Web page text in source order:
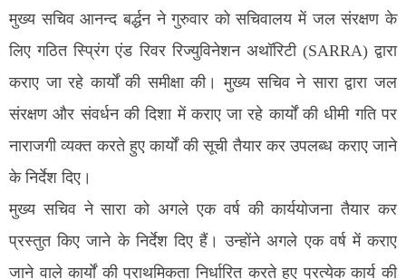
मुख्य सचिव आनन्द बर्द्धन ने गुरुवार को सचिवालय में जल संरक्षण के
लिए गठित स्प्रिंग एंड रिवर रिज्युविनेशन अथॉरिटी (SARRA) द्वारा
कराए जा रहे कार्यों की समीक्षा की। मुख्य सचिव ने सारा द्वारा जल
संरक्षण और संवर्धन की दिशा में कराए जा रहे कार्यों की धीमी गति पर
नाराजगी व्यक्त करते हुए कार्यों की सूची तैयार कर उपलब्ध कराए जाने
के निर्देश दिए।
मुख्य सचिव ने सारा को अगले एक वर्ष की कार्ययोजना तैयार कर
प्रस्तुत किए जाने के निर्देश दिए हैं। उन्होंने अगले एक वर्ष में कराए
जाने वाले कार्यों की प्राथमिकता निर्धारित करते हुए प्रत्येक कार्य की